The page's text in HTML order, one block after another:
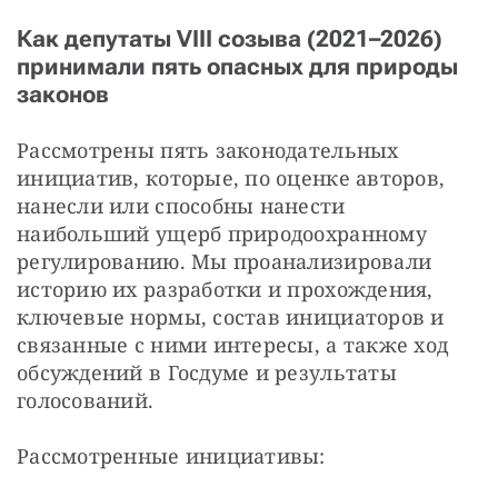
Как депутаты VIII созыва (2021–2026)
принимали пять опасных для природы
законов
Рассмотрены пять законодательных
инициатив, которые, по оценке авторов,
нанесли или способны нанести
наибольший ущерб природоохранному
регулированию. Мы проанализировали
историю их разработки и прохождения,
ключевые нормы, состав инициаторов и
связанные с ними интересы, а также ход
обсуждений в Госдуме и результаты
голосований.
Рассмотренные инициативы: